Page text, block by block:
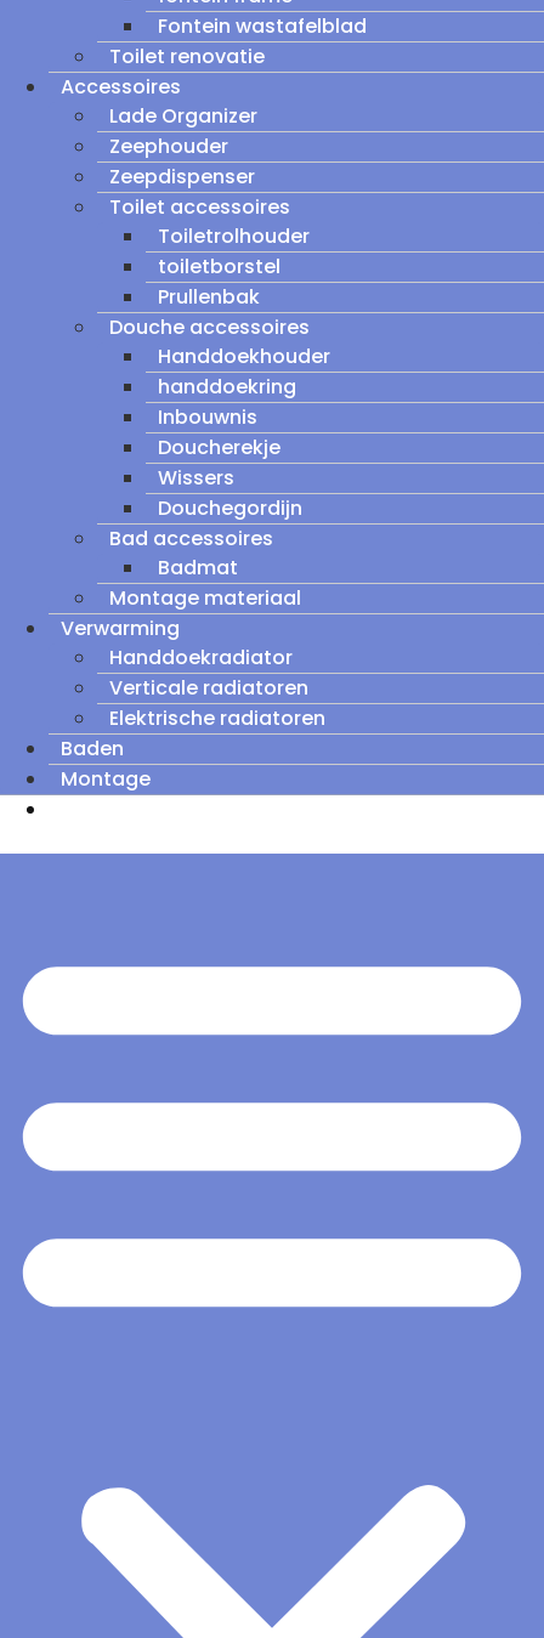
Fontein wastafelblad
Toilet renovatie
Accessoires
Lade Organizer
Zeephouder
Zeepdispenser
Toilet accessoires
Toiletrolhouder
toiletborstel
Prullenbak
Douche accessoires
Handdoekhouder
handdoekring
Inbouwnis
Doucherekje
Wissers
Douchegordijn
Bad accessoires
Badmat
Montage materiaal
Verwarming
Handdoekradiator
Verticale radiatoren
Elektrische radiatoren
Baden
Montage